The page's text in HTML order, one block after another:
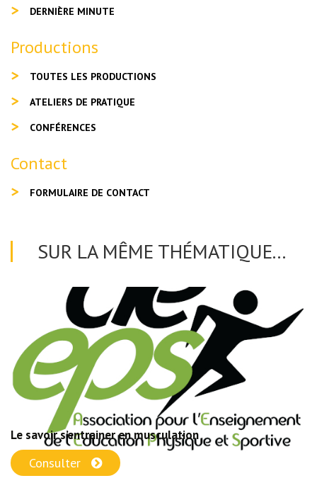
DERNIÈRE MINUTE
Productions
TOUTES LES PRODUCTIONS
ATELIERS DE PRATIQUE
CONFÉRENCES
Contact
FORMULAIRE DE CONTACT
SUR LA MÊME THÉMATIQUE...
Le savoir s’entrainer en musculation
Consulter